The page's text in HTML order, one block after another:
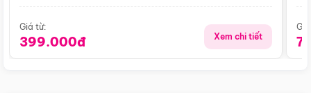
Giá từ:
399.000đ Xem chi tiết